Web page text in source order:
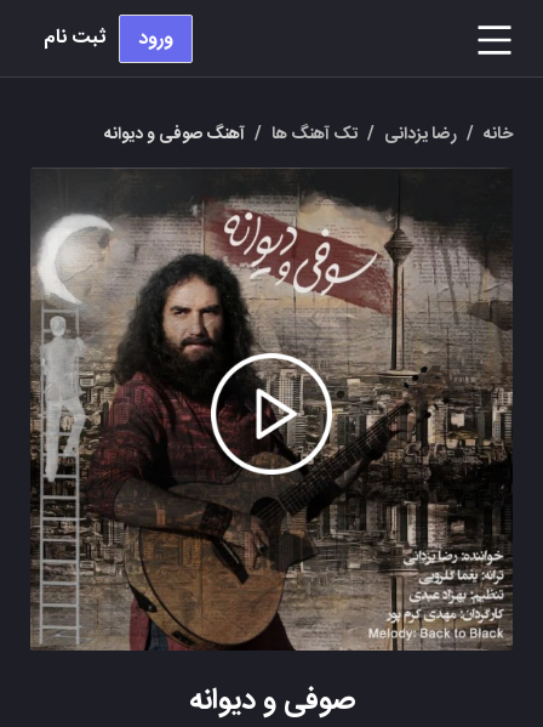
ورود ثبت نام
خانه / رضا یزدانی / تک آهنگ ها / آهنگ صوفی و دیوانه
صوفی و دیوانه